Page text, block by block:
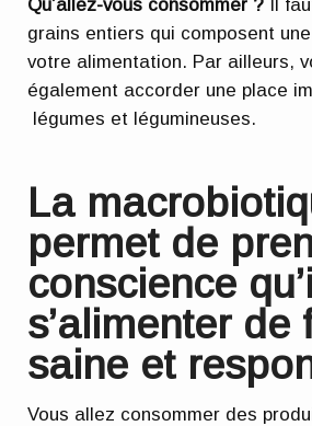
Qu’allez-vous consommer ? Il
grains entiers qui composent
votre alimentation. Par ailleurs,
également accorder une place
légumes et légumineuses.
La
permet de
conscience
s’alimenter de
saine et
Vous allez consommer des